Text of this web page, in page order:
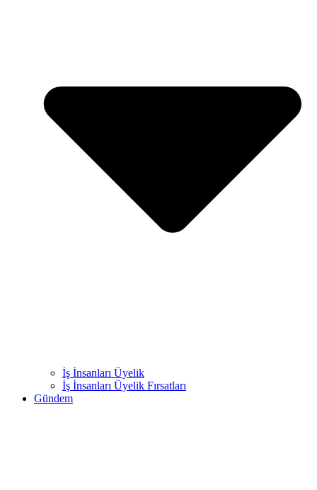
İş İnsanları Üyelik
İş İnsanları Üyelik Fırsatları
Gündem